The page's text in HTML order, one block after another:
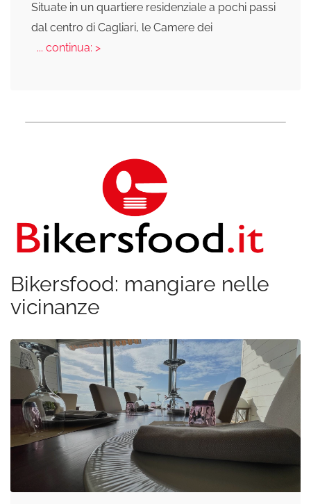
Situate in un quartiere residenziale a pochi passi
dal centro di Cagliari, le Camere dei
... continua: >
Bikersfood: mangiare nelle
vicinanze